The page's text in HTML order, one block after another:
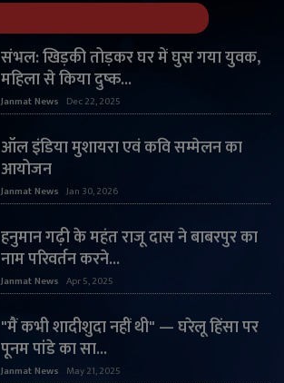
संभल: खिड़की तोड़कर घर में घुस गया युवक,
महिला से किया दुष्क...
Janmat News Dec 22, 2025
ऑल इंडिया मुशायरा एवं कवि सम्मेलन का
आयोजन
Janmat News Jan 30, 2026
हनुमान गढ़ी के महंत राजू दास ने बाबरपुर का
नाम परिवर्तन करने...
Janmat News Apr 5, 2025
"मैं कभी शादीशुदा नहीं थी" — घरेलू हिंसा पर
पूनम पांडे का सा...
Janmat News May 21, 2025